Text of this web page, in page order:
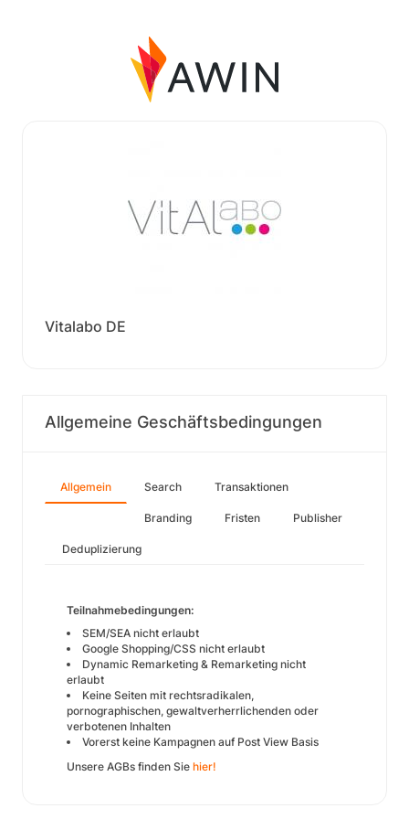
Vitalabo DE
Allgemeine Geschäftsbedingungen
Allgemein Search Transaktionen
Branding Fristen Publisher
Deduplizierung
Teilnahmebedingungen:
SEM/SEA nicht erlaubt
Google Shopping/CSS nicht erlaubt
Dynamic Remarketing & Remarketing nicht
erlaubt
Keine Seiten mit rechtsradikalen,
pornographischen, gewaltverherrlichenden oder
verbotenen Inhalten
Vorerst keine Kampagnen auf Post View Basis
Unsere AGBs finden Sie hier!